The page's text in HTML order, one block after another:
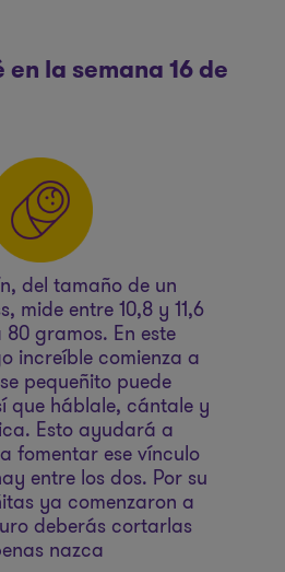
la semana 16 de
del tamaño de un
mide entre 10,8 y 11,6
gramos. En este
increíble comienza a
pequeñito puede
que háblale, cántale y
Esto ayudará a
fomentar ese vínculo
entre los dos. Por su
ya comenzaron a
deberás cortarlas
nazca